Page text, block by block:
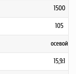
1500
105
осевой
15,9:1